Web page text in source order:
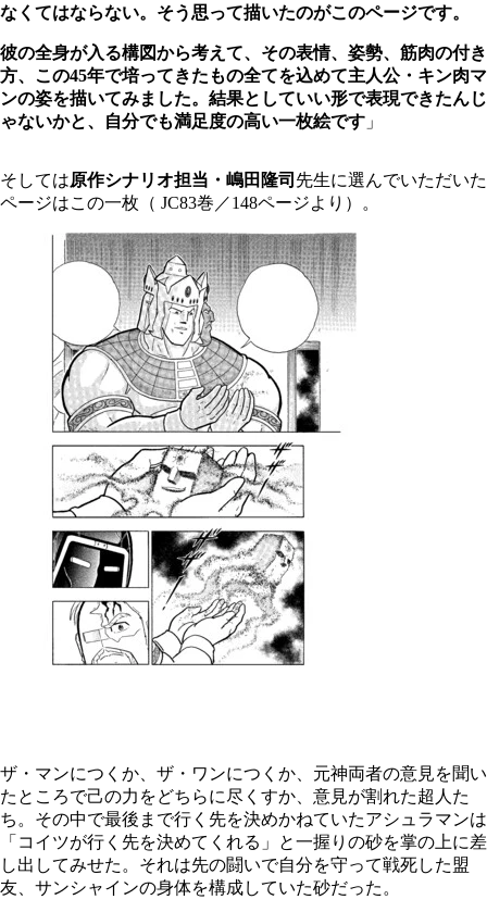
なくてはならない。そう思って描いたのがこのページです。
彼の全身が入る構図から考えて、その表情、姿勢、筋肉の付き
方、この45年で培ってきたもの全てを込めて主人公・キン肉マ
ンの姿を描いてみました。結果としていい形で表現できたんじ
ゃないかと、自分でも満足度の高い一枚絵です 」
そしては原作シナリオ担当・嶋田隆司 先生に選んでいただいた
ページはこの一枚（ JC83巻／148ページより）。
ザ・マンにつくか、ザ・ワンにつくか、元神両者の意見を聞い
たところで己の力をどちらに尽くすか、意見が割れた超人た
ち。その中で最後まで行く先を決めかねていたアシュラマンは
「コイツが行く先を決めてくれる」と一握りの砂を掌の上に差
し出してみせた。それは先の闘いで自分を守って戦死した盟
友、サンシャインの身体を構成していた砂だった。